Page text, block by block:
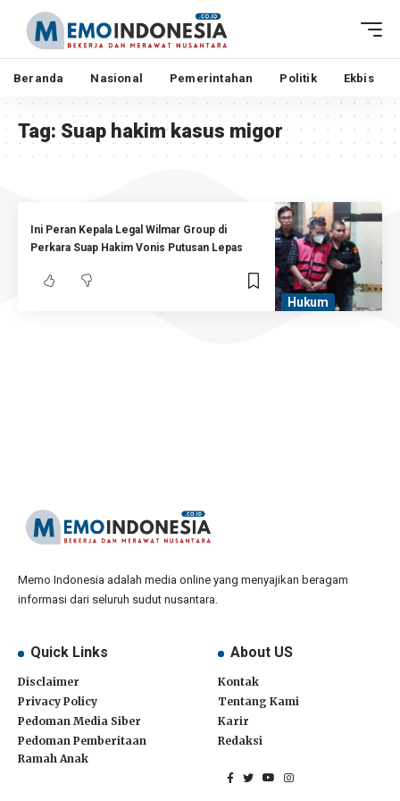
Beranda Nasional Pemerintahan Politik Ekbis
Tag:Suap hakim kasus migor
Hukum
Ini Peran Kepala Legal Wilmar Group di
Perkara Suap Hakim Vonis Putusan Lepas
Memo Indonesia adalah media online yang menyajikan beragam
informasi dari seluruh sudut nusantara.
Quick Links
Disclaimer
Privacy Policy
Pedoman Media Siber
Pedoman Pemberitaan
Ramah Anak
About US
Kontak
Tentang Kami
Karir
Redaksi